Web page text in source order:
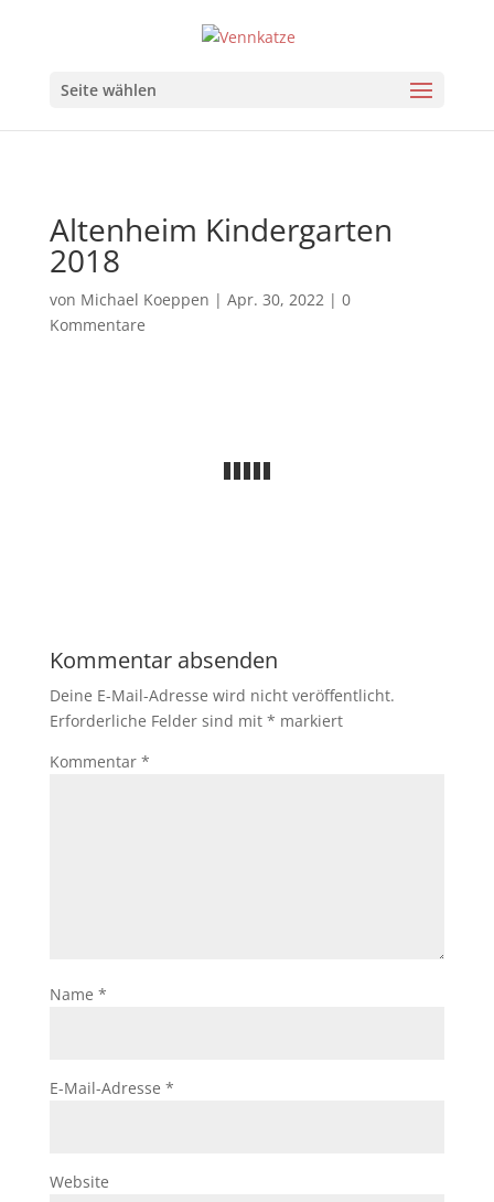
Seite wählen
Altenheim Kindergarten
2018
von Michael Koeppen | Apr. 30, 2022| 0
Kommentare
Kommentar absenden
Deine E-Mail-Adresse wird nicht veröffentlicht.
Erforderliche Felder sind mit * markiert
Kommentar *
Name *
E-Mail-Adresse *
Website